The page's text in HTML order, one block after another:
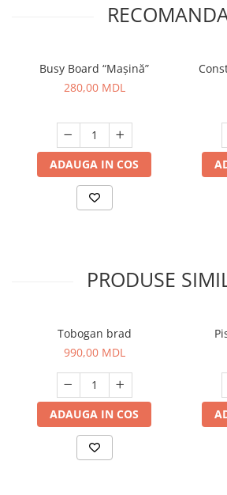
Busy Board “Mașină”
280,00 MDL
ADAUGA IN COS
PRODUSE
Tobogan brad
990,00 MDL
ADAUGA IN COS